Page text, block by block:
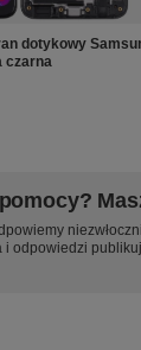
dotykowy
czarna
i odpowiedzi